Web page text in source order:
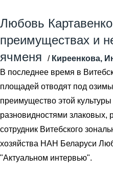
Любовь
преимуществах и
ячменя
/ Киреенкова,
В последнее время в
площадей отводят под
преимущество этой
разновидностями злаковых,
сотрудник Витебского
хозяйства НАН Беларуси
"Актуальном интервью".